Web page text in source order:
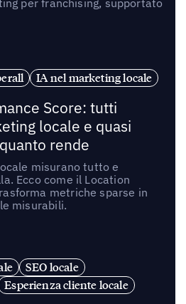
per franchising, supportato
IA nel marketing locale
Score: tutti
locale e quasi
rende
misurano tutto e
Ecco come il Location
metriche sparse in
misurabili.
SEO locale
Esperienza cliente locale